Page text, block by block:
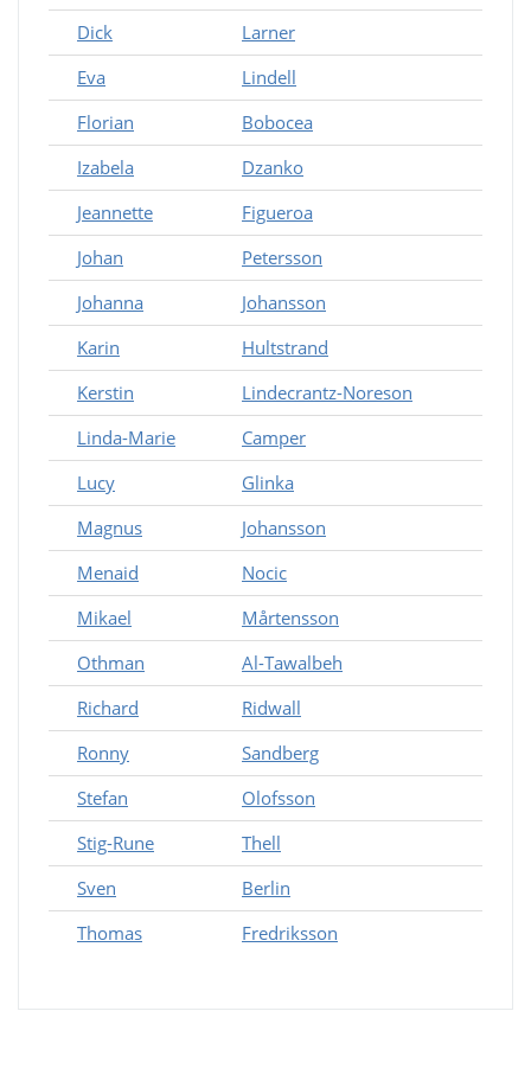
Dick
Larner
Eva
Lindell
Florian
Bobocea
Izabela
Dzanko
Jeannette
Figueroa
Johan
Petersson
Johanna
Johansson
Karin
Hultstrand
Kerstin
Lindecrantz-Noreson
Linda-Marie
Camper
Lucy
Glinka
Magnus
Johansson
Menaid
Nocic
Mikael
Mårtensson
Othman
Al-Tawalbeh
Richard
Ridwall
Ronny
Sandberg
Stefan
Olofsson
Stig-Rune
Thell
Sven
Berlin
Thomas
Fredriksson